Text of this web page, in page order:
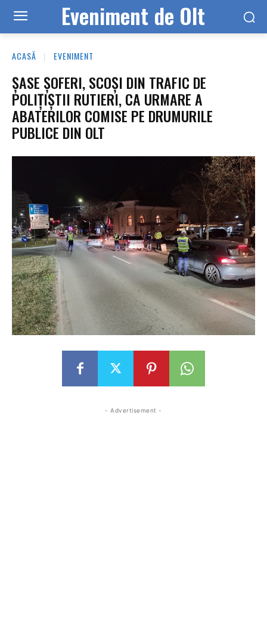
Eveniment de Olt
ACASĂ EVENIMENT
ȘASE ȘOFERI, SCOȘI DIN TRAFIC DE
POLIȚIȘTII RUTIERI, CA URMARE A
ABATERILOR COMISE PE DRUMURILE
PUBLICE DIN OLT
- Advertisement -